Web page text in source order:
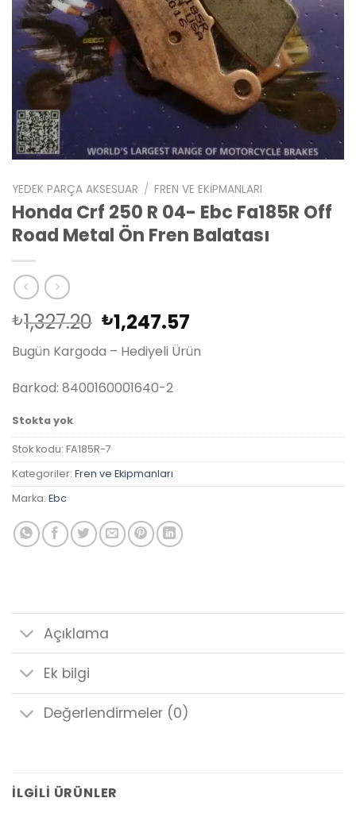
YEDEK PARÇA AKSESUAR / FREN VE EKIPMANLARI
Honda Crf 250 R 04- Ebc Fa185R Off
Road Metal Ön Fren Balatası
₺1,327.20 Orijinal
fiyat:
₺1,327.20.
₺1,247.57
andaki
fiyat:
Bugün Kargoda – Hediyeli Ürün
Barkod: 8400160001640-2
Stokta yok
Stok kodu: FA185R-7
Kategoriler: Fren ve Ekipmanları
Marka: Ebc
Açıklama
Ek bilgi
Değerlendirmeler (0)
İLGILI ÜRÜNLER